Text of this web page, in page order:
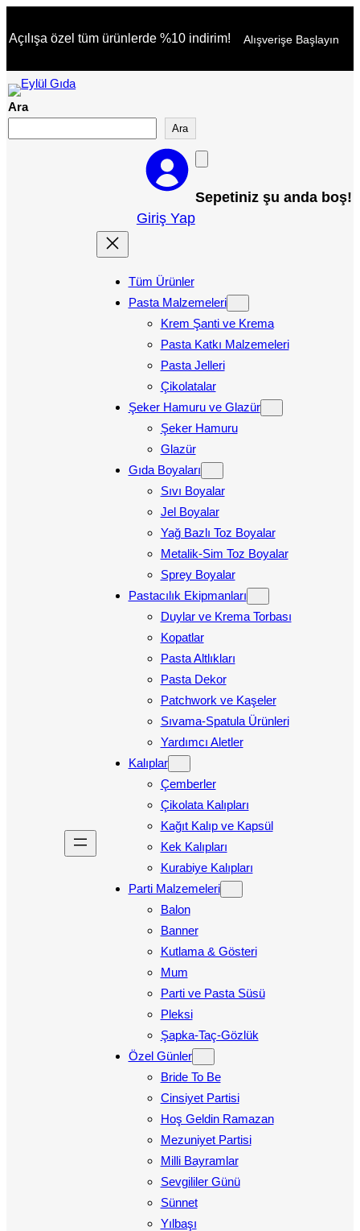
geç
Açılışa özel tüm ürünlerde %10 indirim! Alışverişe Başlayın
Ara
Ara
Giriş Yap
Sepetiniz şu anda boş!
Tüm Ürünler
Pasta Malzemeleri
Krem Şanti ve Krema
Pasta Katkı Malzemeleri
Pasta Jelleri
Çikolatalar
Şeker Hamuru ve Glazür
Şeker Hamuru
Glazür
Gıda Boyaları
Sıvı Boyalar
Jel Boyalar
Yağ Bazlı Toz Boyalar
Metalik-Sim Toz Boyalar
Sprey Boyalar
Pastacılık Ekipmanları
Duylar ve Krema Torbası
Kopatlar
Pasta Altlıkları
Pasta Dekor
Patchwork ve Kaşeler
Sıvama-Spatula Ürünleri
Yardımcı Aletler
Kalıplar
Çemberler
Çikolata Kalıpları
Kağıt Kalıp ve Kapsül
Kek Kalıpları
Kurabiye Kalıpları
Parti Malzemeleri
Balon
Banner
Kutlama & Gösteri
Mum
Parti ve Pasta Süsü
Pleksi
Şapka-Taç-Gözlük
Özel Günler
Bride To Be
Cinsiyet Partisi
Hoş Geldin Ramazan
Mezuniyet Partisi
Milli Bayramlar
Sevgililer Günü
Sünnet
Yılbaşı